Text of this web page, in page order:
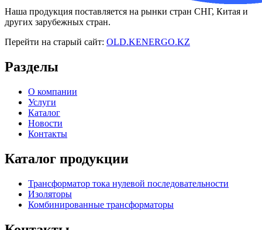
Наша продукция поставляется на рынки стран СНГ, Китая и
других зарубежных стран.
Перейти на старый сайт: OLD.KENERGO.KZ
Разделы
О компании
Услуги
Каталог
Новости
Контакты
Каталог продукции
Трансформатор тока нулевой последовательности
Изоляторы
Комбинированные трансформаторы